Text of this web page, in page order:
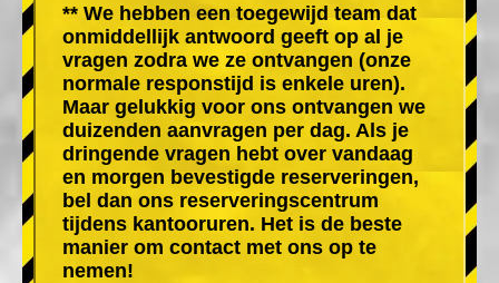
** We hebben een toegewijd team dat
onmiddellijk antwoord geeft op al je
vragen zodra we ze ontvangen (onze
normale responstijd is enkele uren).
Maar gelukkig voor ons ontvangen we
duizenden aanvragen per dag. Als je
dringende vragen hebt over vandaag
en morgen bevestigde reserveringen,
bel dan ons reserveringscentrum
tijdens kantooruren. Het is de beste
manier om contact met ons op te
nemen!